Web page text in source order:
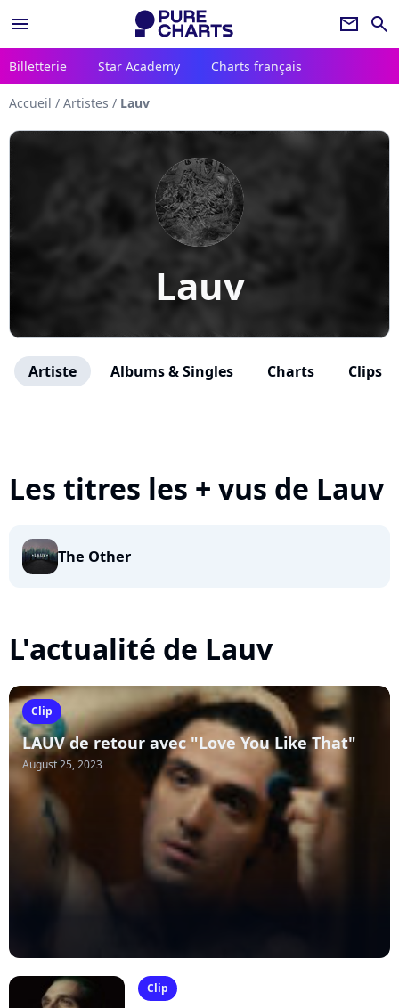
menu newsletter search
Billetterie Star Academy Charts français
Accueil / Artistes / Lauv
Lauv
Artiste Albums & Singles Charts Clips
Les titres les + vus de Lauv
The Other
L'actualité de Lauv
Clip
LAUV de retour avec "Love You Like That"
August 25, 2023
Clip